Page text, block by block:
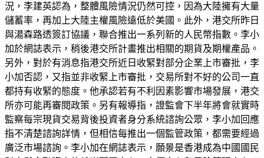
況，李建英認為，整體風險情況仍然可控，因為大陸擁有大量
儲蓄率，再加上大陸主權風險遠低於美國。此外，港交所昨日
與湯森路透簽訂協議，聯合推出一系列新的人民幣指數。李小
加於網誌表示，稍後港交所計畫推出相關的期貨及期權產品。
另外，對於有消息指港交所近日收緊對部分企業上市審批，李
小加否認，又指並非收緊上市審批，交易所對不好的公司一直
都持有收緊的態度。他承認若有不利因素影響市場發展，港交
所亦可能再審閱政策。另有報導指，證監會下半年將會就實時
監察每宗現貨交易背後投資者身分系統諮詢公眾，李小加回應
指不清楚諮詢詳情，但相信每推出一個監管政策，都需要經過
廣泛市場諮詢。李小加在網誌表示，願景是香港成為中國國民